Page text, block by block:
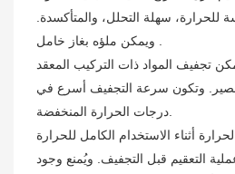
للحرارة، سهلة التحلل، والمتأكسدة.
.
تجفيف المواد ذات التركيب المعقد
وتكون سرعة التجفيف أسرع في
درجات الحرارة المنخفضة.
التعقيم قبل التجفيف. ويُمنع وجود